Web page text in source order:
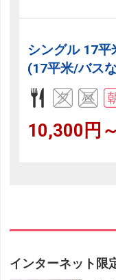
シングル 17平
(17平米/バス
10,300円
インターネット限